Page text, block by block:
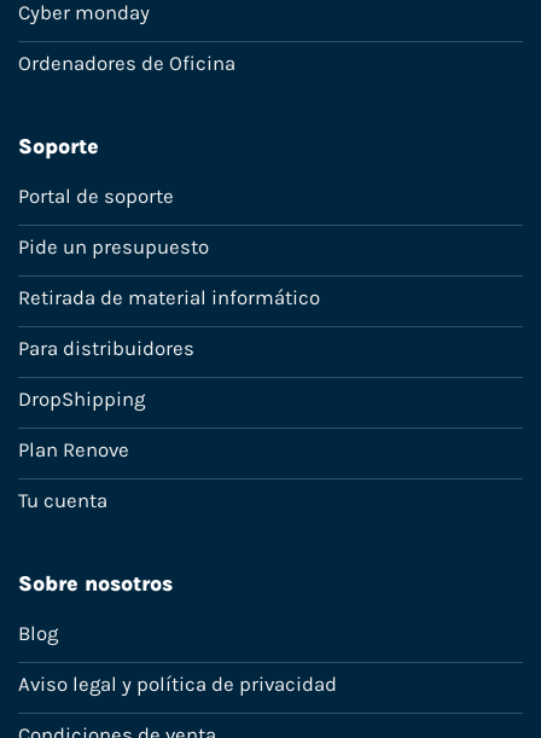
Cyber monday
Ordenadores de Oficina
Soporte
Portal de soporte
Pide un presupuesto
Retirada de material informático
Para distribuidores
DropShipping
Plan Renove
Tu cuenta
Sobre nosotros
Blog
Aviso legal y política de privacidad